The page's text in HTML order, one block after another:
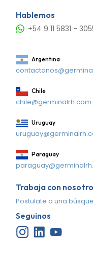
Hablemos
+54 9 11 5831 -
Argentina
Chile
Uruguay
Paraguay
Trabaja con
Postulate a una
Seguinos